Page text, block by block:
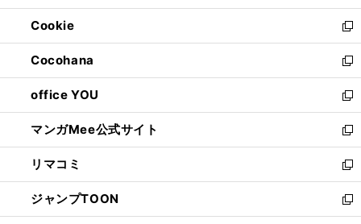
開
く
ウ
で
開
く
ン
ド
ウ
で
開
く
ウ
ィ
ン
ド
ウ
で
開
く
Cookie
新
し
い
ウ
ィ
ン
ド
ウ
で
開
く
Cocohana
新
し
い
ウ
ィ
ン
ド
ウ
で
開
office YOU
新
し
い
ウ
ィ
ン
ド
ウ
マンガMee公式サイト
新
し
い
ウ
ィ
ン
リマコミ
新
し
い
ウ
ジャンプTOON
新
し